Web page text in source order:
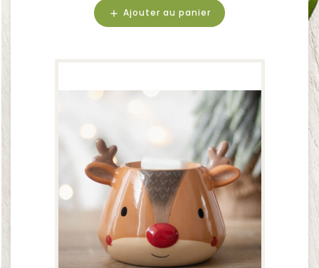
add Ajouter au panier